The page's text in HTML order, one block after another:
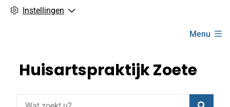
Instellingen
Menu
Huisartspraktijk Zoete